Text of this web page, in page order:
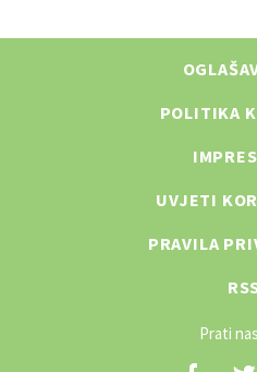
POLITIKA
UVJETI
PRAVILA
Prati